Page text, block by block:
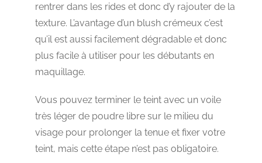
rentrer dans les rides et donc d’y rajouter de la
texture. L’avantage d’un blush crémeux c’est
qu’il est aussi facilement dégradable et donc
plus facile à utiliser pour les débutants en
maquillage.
Vous pouvez terminer le teint avec un voile
très léger de poudre libre sur le milieu du
visage pour prolonger la tenue et fixer votre
teint, mais cette étape n’est pas obligatoire.